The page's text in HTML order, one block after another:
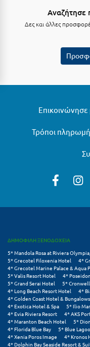
Μπαλί Κρήτης
Μπούκα Μεσσηνίας
Μυτιλήνη
Νέα Στύρα Εύβοιας
Νέοι Πόροι Πιερίας
Ξ
Ξυλόκαστρο
Ο
Αναζήτησε
Δες και άλλες
Επικοινώνησε
Τρόποι
ΔΗΜΟΦΙΛΗ ΞΕΝΟΔΟΧΕΙΑ
5* Mandola Rosa at Riviera
5* Grecotel Filoxenia Hotel
4*
4* Grecotel Marine Palace & Aqua
5* Valis Resort Hotel
4*
5* Grand Serai Hotel
5*
4* Long Beach Resort Hotel
4*
4* Golden Coast Hotel & Bungalows
4* Exotica Hotel & Spa
5* Ilio
4* Evia Riviera Resort
4* AKS
4* Maranton Beach Hotel
5*
4* Florida Blue Bay
5* Blue
4* Xenia Poros Image
4* Kronos
4* Dolphin Bay Seaside Resort &